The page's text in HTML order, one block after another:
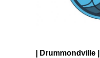
| Drummondvi e